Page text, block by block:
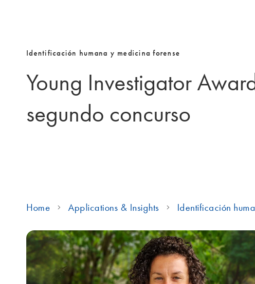
Identificación humana y medicina forense
Young Investigator
segundo concurso
Home Applications & Insights Identificación